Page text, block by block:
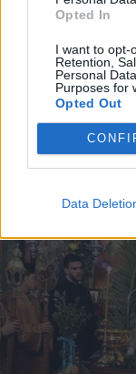
Opted In
I want to opt-
Retention,
Personal
Purposes for
Opted Out
Data